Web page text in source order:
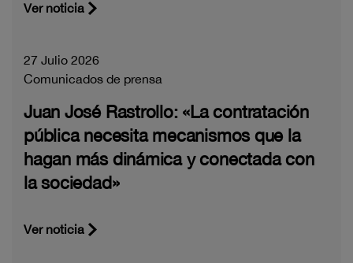
Ver noticia
27 Julio 2026
Comunicados de prensa
Juan José Rastrollo: «La contratación
pública necesita mecanismos que la
hagan más dinámica y conectada con
la sociedad»
Ver noticia